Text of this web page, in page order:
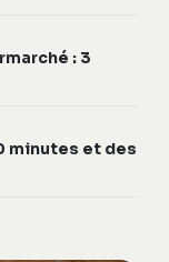
: 3
minutes et des